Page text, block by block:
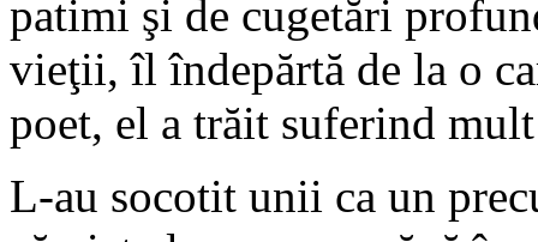
patimi şi de cugetări
vieţii, îl îndepărtă de la o
poet, el a trăit suferind
L-au socotit unii ca un